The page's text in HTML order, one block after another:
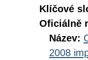
Klíčové
Oficiálně
Název:
2008